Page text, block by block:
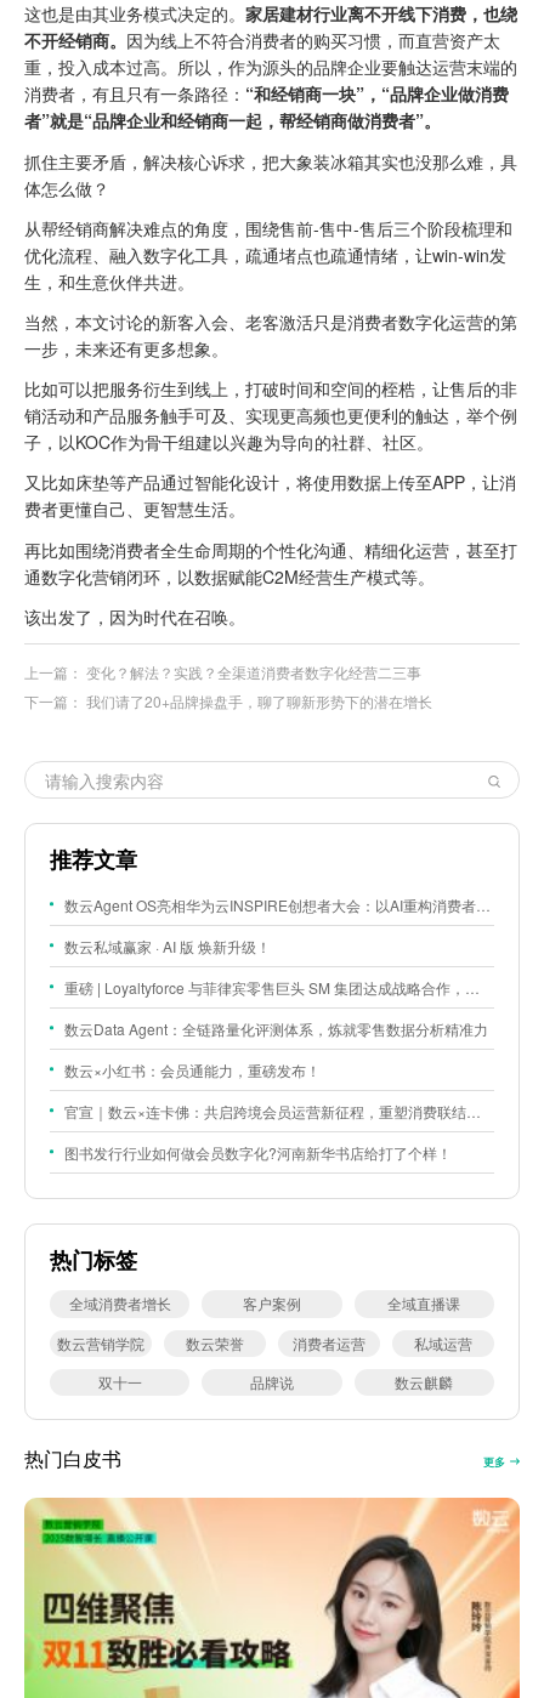
这也是由其业务模式决定的。 家居建材行业离不开线下消费，也绕
不开经销商。 因为线上不符合消费者的购买习惯，而直营资产太
重，投入成本过高。所以，作为源头的品牌企业要触达运营末端的
消费者，有且只有一条路径： “和经销商一块”，“品牌企业做消费
者”就是“品牌企业和经销商一起，帮经销商做消费者”。
抓住主要矛盾，解决核心诉求，把大象装冰箱其实也没那么难，具
体怎么做？
从帮经销商解决难点的角度，围绕售前-售中-售后三个阶段梳理和
优化流程、融入数字化工具，疏通堵点也疏通情绪，让win-win发
生，和生意伙伴共进。
当然，本文讨论的新客入会、老客激活只是消费者数字化运营的第
一步，未来还有更多想象。
比如可以把服务衍生到线上，打破时间和空间的桎梏，让售后的非
销活动和产品服务触手可及、实现更高频也更便利的触达，举个例
子，以KOC作为骨干组建以兴趣为导向的社群、社区。
又比如床垫等产品通过智能化设计，将使用数据上传至APP，让消
费者更懂自己、更智慧生活。
再比如围绕消费者全生命周期的个性化沟通、精细化运营，甚至打
通数字化营销闭环，以数据赋能C2M经营生产模式等。
该出发了，因为时代在召唤。
上一篇： 变化？解法？实践？全渠道消费者数字化经营二三事
下一篇： 我们请了20+品牌操盘手，聊了聊新形势下的潜在增长
推荐文章
数云Agent OS亮相华为云INSPIRE创想者大会：以AI重构消费者运营与零售营销新范式
数云私域赢家 · AI 版 焕新升级！
重磅 | Loyaltyforce 与菲律宾零售巨头 SM 集团达成战略合作，携手开启 SMAC 会员数智化运营新征程
数云Data Agent：全链路量化评测体系，炼就零售数据分析精准力
数云×小红书：会员通能力，重磅发布！
官宣｜数云×连卡佛：共启跨境会员运营新征程，重塑消费联结新体验
图书发行行业如何做会员数字化?河南新华书店给打了个样！
热门标签
全域消费者增长 客户案例
全域直播课
数云营销学院
数云荣誉 消费者运营
私域运营
双十一
品牌说 数云麒麟
热门白皮书 更多